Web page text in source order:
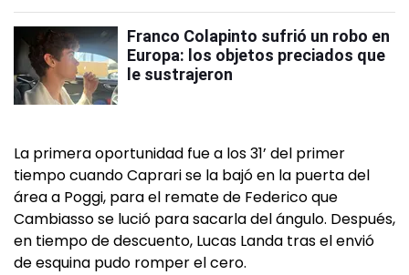
Franco Colapinto sufrió un robo en
Europa: los objetos preciados que
le sustrajeron
La primera oportunidad fue a los 31’ del primer
tiempo cuando Caprari se la bajó en la puerta del
área a Poggi, para el remate de Federico que
Cambiasso se lució para sacarla del ángulo. Después,
en tiempo de descuento, Lucas Landa tras el envió
de esquina pudo romper el cero.